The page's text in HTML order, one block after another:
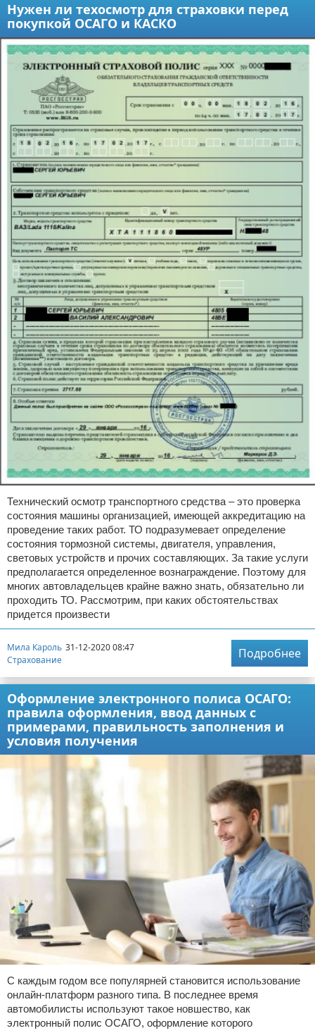
Нужен ли техосмотр для страховки перед
покупкой ОСАГО и КАСКО
Технический осмотр транспортного средства – это проверка
состояния машины организацией, имеющей аккредитацию на
проведение таких работ. ТО подразумевает определение
состояния тормозной системы, двигателя, управления,
световых устройств и прочих составляющих. За такие услуги
предполагается определенное вознаграждение. Поэтому для
многих автовладельцев крайне важно знать, обязательно ли
проходить ТО. Рассмотрим, при каких обстоятельствах
придется произвести
Мила Кароль 31-12-2020 08:47
Страхование
Подробнее
Оформление электронного полиса ОСАГО:
правила оформления, ввод данных с
примерами, правильность заполнения и
условия получения
С каждым годом все популярней становится использование
онлайн-платформ разного типа. В последнее время
автомобилисты используют такое новшество, как
электронный полис ОСАГО, оформление которого